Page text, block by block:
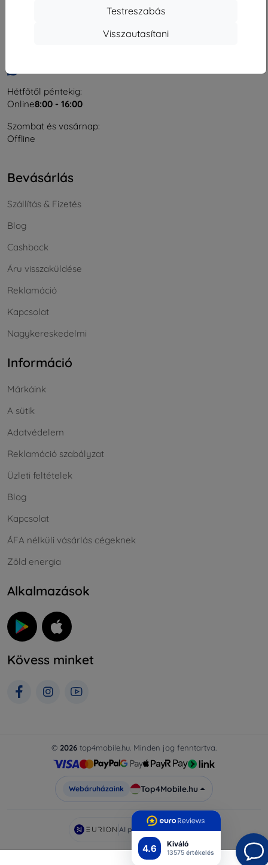
4.6 Kiváló
13575 értékelés
Testreszabás
Visszautasítani
Hétfőtől péntekig:
Online8:00 - 16:00
Szombat és vasárnap:
Offline
Bevásárlás
Szállítás & Fizetés
Blog
Cashback
Áru visszaküldése
Reklamáció
Kapcsolat
Nagykereskedelmi
Információ
Márkáink
A sütik
Adatvédelem
Reklamáció szabályzat
Üzleti feltételek
Blog
Kapcsolat
ÁFA nélküli vásárlás cégeknek
Zöld energia
Alkalmazások
Kövess minket
© 2026 top4mobile.hu. Minden jog fenntartva.
Webáruházaink Top4Mobile.hu
AI powered byEurion